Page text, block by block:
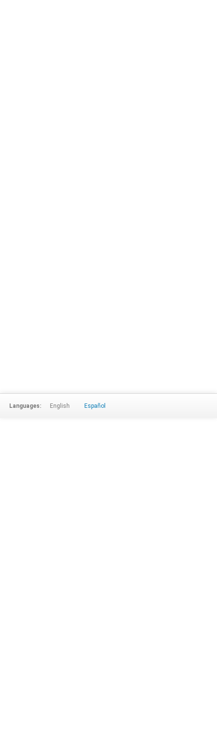
Languages: English Español